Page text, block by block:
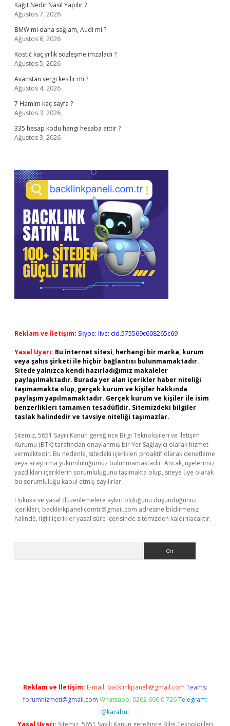
Kağıt Nedir Nasıl Yapılır ?
Ağustos 7, 2026
BMW mi daha sağlam, Audi mi ?
Ağustos 6, 2026
Kostić kaç yıllık sözleşme imzaladı ?
Ağustos 5, 2026
Avanstan vergi kesilir mi ?
Ağustos 4, 2026
7 Hamim kaç sayfa ?
Ağustos 3, 2026
335 hesap kodu hangi hesaba aittir ?
Ağustos 3, 2026
Reklam ve İletişim: Skype: live:.cid.575569c608265c69
Yasal Uyarı: Bu internet sitesi, herhangi bir marka, kurum
veya şahıs şirketi ile hiçbir bağlantısı bulunmamaktadır.
Sitede yalnızca kendi hazırladığımız makaleler
paylaşılmaktadır. Burada yer alan içerikler haber niteliği
taşımamakta olup, gerçek kurum ve kişiler hakkında
paylaşım yapılmamaktadır. Gerçek kurum ve kişiler ile isim
benzerlikleri tamamen tesadüfidir. Sitemizdeki bilgiler
taslak halindedir ve tavsiye niteliği taşımazlar.
Sitemiz, 5651 Sayılı Kanun gereğince Bilgi Teknolojileri ve İletişim
Kurumu (BTK) tarafından onaylanmış bir Yer Sağlayıcı olarak hizmet
vermektedir. Bu nedenle, sitedeki içerikleri proaktif olarak denetleme
veya araştırma yükümlülüğümüz bulunmamaktadır. Ancak, üyelerimiz
yazdıkları içeriklerin sorumluluğunu taşımakta olup, siteye üye olarak
bu sorumluluğu kabul etmiş sayılırlar.
Hukuka ve yasal düzenlemelere aykırı olduğunu düşündüğünüz
içerikleri, backlinkpanelicomtr@gmail.com adresine bildirmeniz
halinde, ilgili içerikler yasal süre içerisinde sitemizden kaldırılacaktır.
Reklam ve İletişim: E-mail: backlinkpaneli@gmail.com Teams:
forumhizmeti@gmail.com Whatsapp: 0262 606 0 726 Telegram:
@karabul
Yasal Uyarı: Sitemiz, 5651 Sayılı Kanun gereğince Bilgi Teknolojileri